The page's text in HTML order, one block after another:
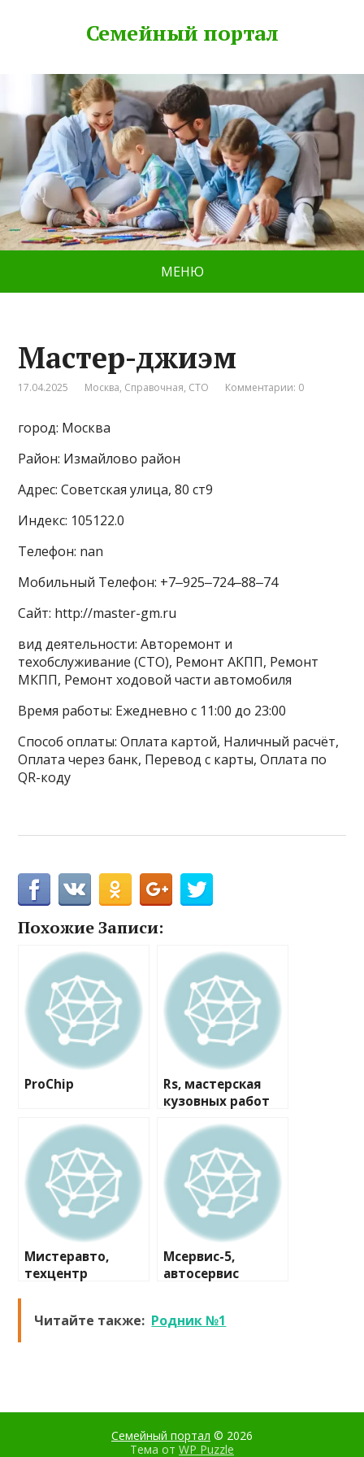
Семейный портал
МЕНЮ
Мастер-джиэм
17.04.2025 Москва, Справочная, СТО Комментарии: 0
город: Москва
Район: Измайлово район
Адрес: Советская улица, 80 ст9
Индекс: 105122.0
Телефон: nan
Мобильный Телефон: +7‒925‒724‒88‒74
Сайт: http://master-gm.ru
вид деятельности: Авторемонт и
техобслуживание (СТО), Ремонт АКПП, Ремонт
МКПП, Ремонт ходовой части автомобиля
Время работы: Ежедневно с 11:00 до 23:00
Способ оплаты: Оплата картой, Наличный расчёт,
Оплата через банк, Перевод с карты, Оплата по
QR-коду
Похожие Записи:
ProChip
Rs, мастерская
кузовных работ
Мистеравто,
техцентр
Мсервис-5,
автосервис
Читайте также: Родник №1
Семейный портал © 2026
Тема от WP Puzzle